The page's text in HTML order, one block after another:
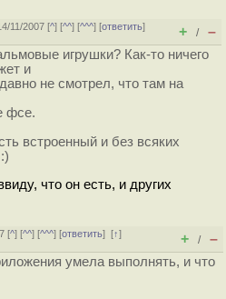
11/2007 [^] [^^] [^^^] [ответить]
+ / –
игрушки? Как-то ничего
и
не смотрел, что там на
фсе.
встроенный и без всяких
что он есть, и других
[^] [^^] [^^^] [ответить][↑]
+ / –
умела выполнять, и что